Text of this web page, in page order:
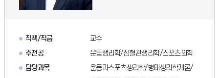
직책/직급
교수
주전공
운동생리학/심혈관생리학/스포츠의학
담당과목
운동과스포츠생리학/병태생리학개론/